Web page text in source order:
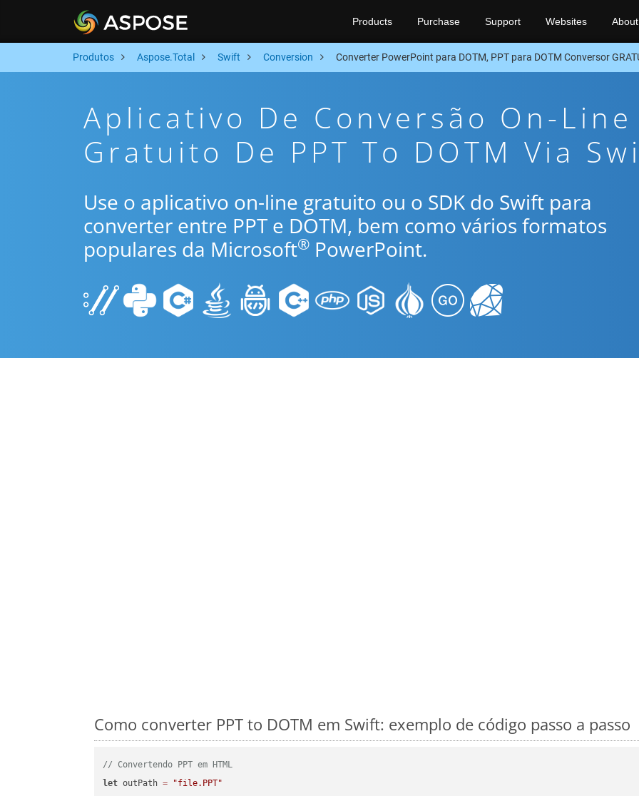
Products Purchase Support Websites About
Produtos Aspose.Total Swift Conversion Converter PowerPoint para DOTM, PPT para DOTM Conversor
Aplicativo De Conversão On-Line
Gratuito De PPT To DOTM Via
Use o aplicativo on-line gratuito ou o SDK do Swift para
converter entre PPT e DOTM, bem como vários formatos
populares da Microsoft® PowerPoint.
Como converter PPT to DOTM em Swift: exemplo de código passo a passo
// Convertendo PPT em HTML
let outPath =
"file.PPT"